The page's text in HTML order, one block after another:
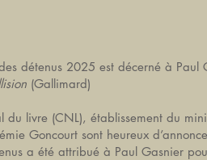
détenus 2025 est décerné à Paul
(Gallimard)
du livre (CNL), établissement du
Goncourt sont heureux
a été attribué à Paul Gasnier